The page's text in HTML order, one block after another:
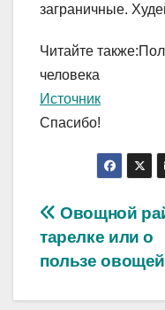
заграничные.
Читайте
человека
Источник
Спасибо!
по
записям
Овощной
тарелке или о
пользе овощей